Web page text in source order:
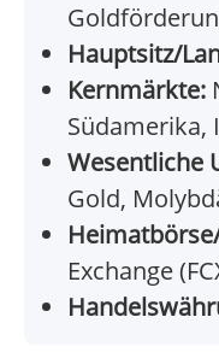
Hauptsitz/
Kernmärkte:
Südamerika,
Wesentliche
Gold,
Exchange